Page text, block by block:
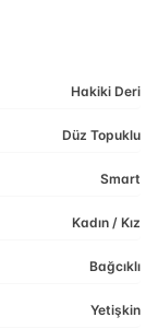
Hakiki Deri
Düz Topuklu
Smart
Kadın / Kız
Bağcıklı
Yetişkin